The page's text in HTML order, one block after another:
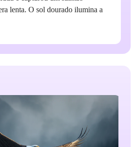
lenta. O sol dourado ilumina a